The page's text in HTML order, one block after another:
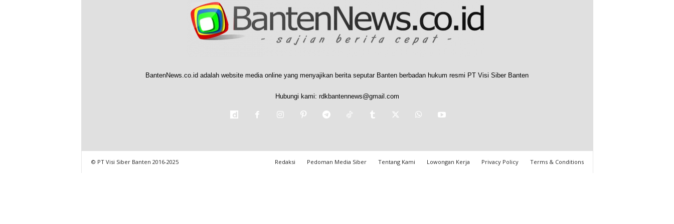
BantenNews.co.id adalah website media online yang menyajikan berita seputar Banten berbadan hukum resmi PT Visi Siber Banten
Hubungi kami: rdkbantennews@gmail.com
Redaksi Pedoman Media Siber Tentang Kami Lowongan Kerja Privacy Policy Terms & Conditions
© PT Visi Siber Banten 2016-2025